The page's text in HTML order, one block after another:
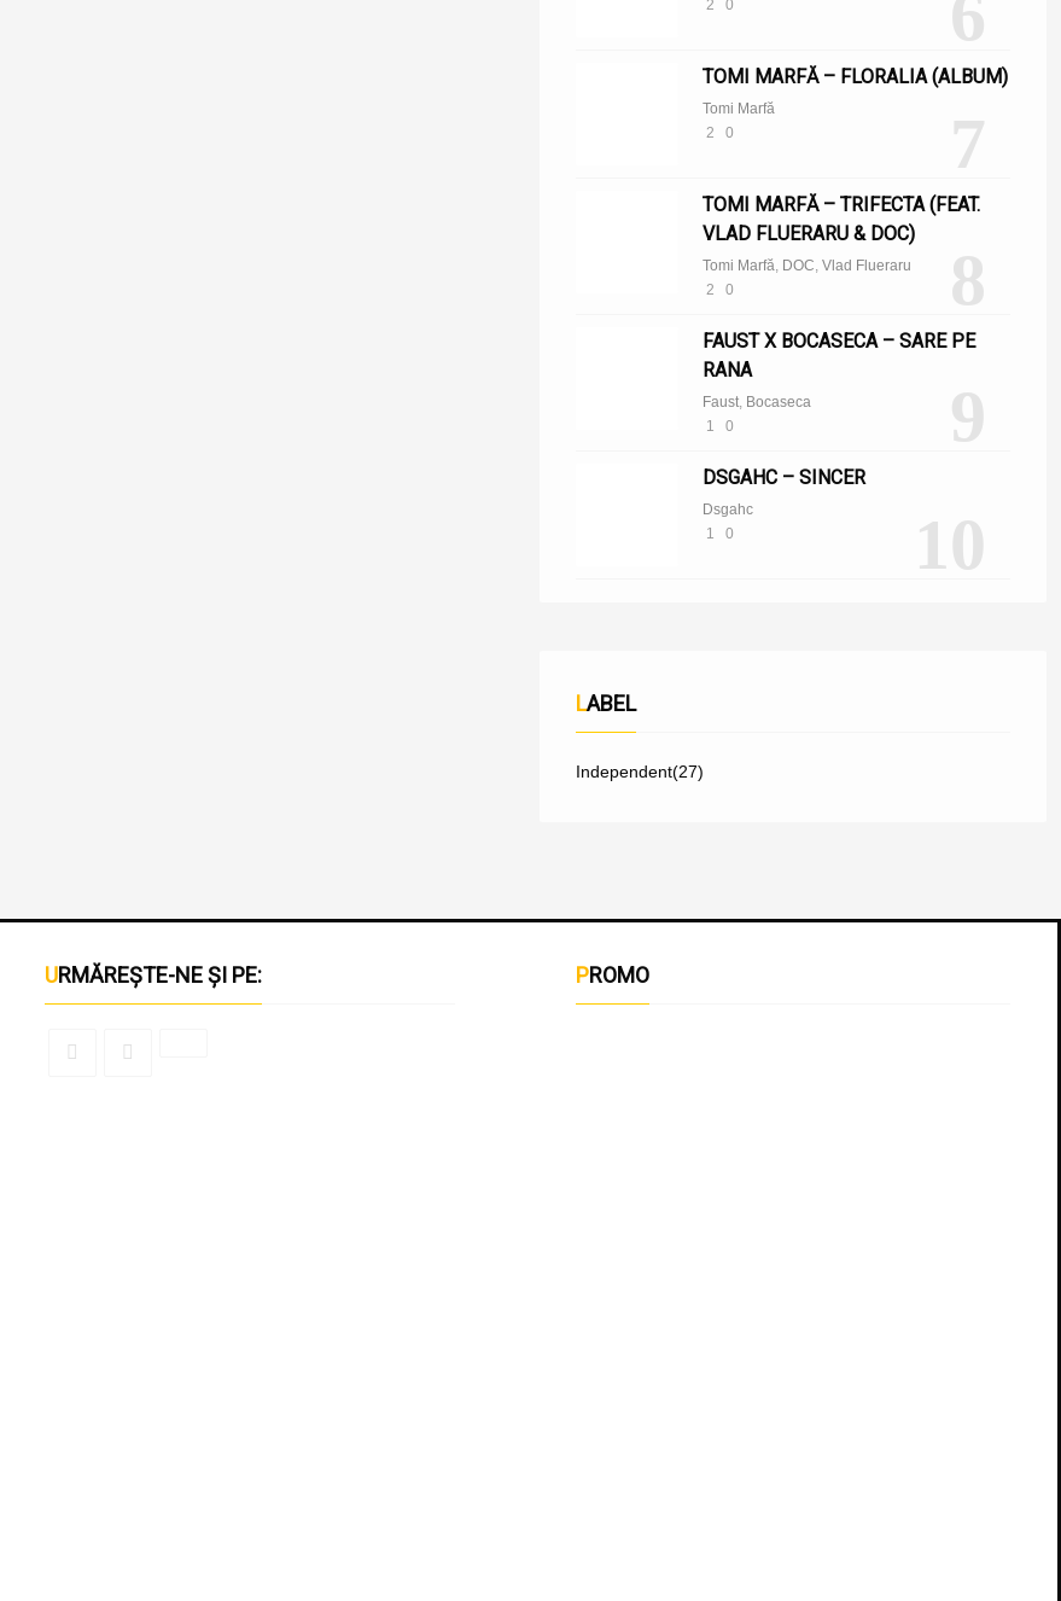
2
0
7
TOMI MARFĂ – FLORALIA (ALBUM)
Tomi Marfă
2
0
8
TOMI MARFĂ – TRIFECTA (FEAT.
VLAD FLUERARU & DOC)
Tomi Marfă, DOC, Vlad Flueraru
2
0
9
FAUST X BOCASECA – SARE PE
RANA
Faust, Bocaseca
1
0
10
DSGAHC – SINCER
Dsgahc
1
0
LABEL
Independent(27)
URMĂREȘTE-NE ȘI PE: PROMO